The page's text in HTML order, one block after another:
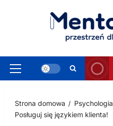
Menu
Strona domowa
Psychologia
Posługuj się językiem klienta!